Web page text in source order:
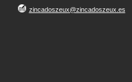
zincadoszeux@zincadoszeux.es